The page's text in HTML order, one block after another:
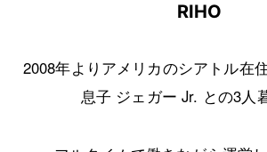
RIHO
2008年よりアメリカのシアトル在
息子 ジェガー Jr. との3人